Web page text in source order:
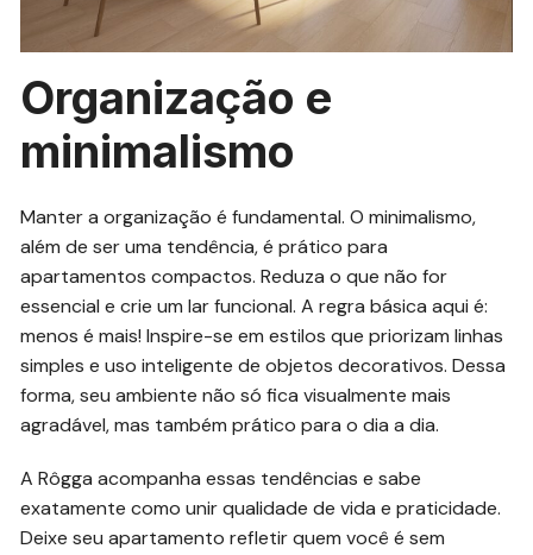
Organização e
minimalismo
Manter a organização é fundamental. O minimalismo,
além de ser uma tendência, é prático para
apartamentos compactos. Reduza o que não for
essencial e crie um lar funcional. A regra básica aqui é:
menos é mais! Inspire-se em estilos que priorizam linhas
simples e uso inteligente de objetos decorativos. Dessa
forma, seu ambiente não só fica visualmente mais
agradável, mas também prático para o dia a dia.
A Rôgga acompanha essas tendências e sabe
exatamente como unir qualidade de vida e praticidade.
Deixe seu apartamento refletir quem você é sem